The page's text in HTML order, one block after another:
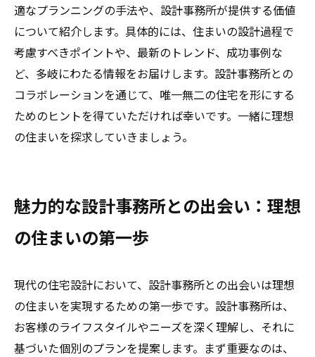
適なプランニングの手法や、設計事務所が提供する価値
について紹介します。具体的には、住まいの設計過程で
考慮すべきポイントや、最新のトレンド、成功事例な
ど、多岐にわたる情報をお届けします。設計事務所との
コラボレーションを通じて、唯一無二の住宅を形にする
ためのヒントを得ていただければ幸いです。一緒に理想
の住まいを探求していきましょう。
魅力的な設計事務所との出会い：理想
の住まいの第一歩
現代の住宅設計において、設計事務所との出会いは理想
の住まいを実現するための第一歩です。設計事務所は、
お客様のライフスタイルやニーズを深く理解し、それに
基づいた個別のプランを提案します。まず重要なのは、